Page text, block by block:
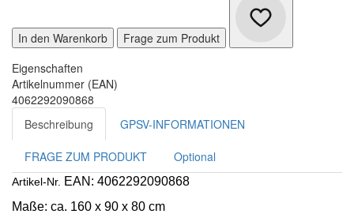
In den Warenkorb
Frage zum Produkt
Eigenschaften
Artikelnummer (EAN)
4062292090868
Beschreibung
GPSV-INFORMATIONEN
FRAGE ZUM PRODUKT Optional
Artikel-Nr. EAN: 4062292090868
Maße: ca. 160 x 90 x 80 cm